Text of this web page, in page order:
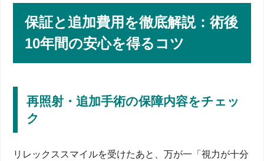
保証と追加費用を徹底解説：術後
10年間の安心を得るコツ
再照射・追加手術の保障内容をチェッ
ク
リレックススマイルを受けたあと、万が一「視力が十分